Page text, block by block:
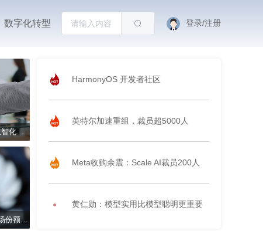
数字化转型 登录/注册
用友携手增值经销伙伴抢占大型企业数智化新蓝海
华为鸿蒙生态扩张迅猛，与苹果iOS市场份额差距缩小
HarmonyOS 开发者社区
英特尔加速重组，裁员超5000人
Meta收购余震：Scale AI裁员200人
黄仁勋：模型实用比模型聪明更重要